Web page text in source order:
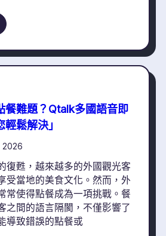
餐難題？Qtalk多國語音即
鬆解決」
2026
復甦，越來越多的外國觀光客
受當地的美食文化。然而，外
常使得點餐成為一項挑戰。餐
之間的語言隔閡，不僅影響了
導致錯誤的點餐或